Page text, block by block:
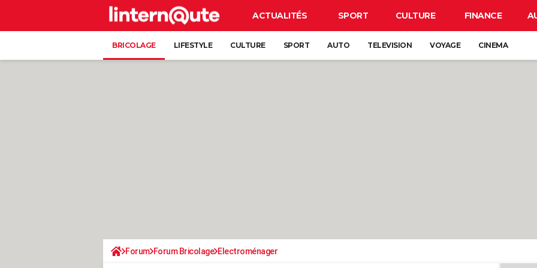
ACTUALITÉS SPORT CULTURE FINANCE
BRICOLAGE LIFESTYLE CULTURE SPORT AUTO TELEVISION VOYAGE CINEMA
Forum Forum Bricolage Electroménager